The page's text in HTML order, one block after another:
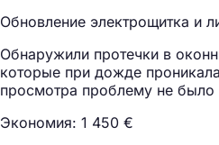
Обновление электрощитка и
Обнаружили протечки в
которые при дожде
просмотра проблему не было
Экономия: 1 450 €